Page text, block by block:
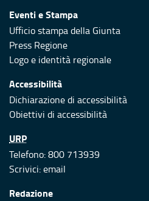
Eventi e Stampa
Ufficio stampa della Giunta
Press Regione
Logo e identità regionale
Accessibilità
Dichiarazione di accessibilità
Obiettivi di accessibilità
URP
Telefono: 800 713939
Scrivici:email
Redazione